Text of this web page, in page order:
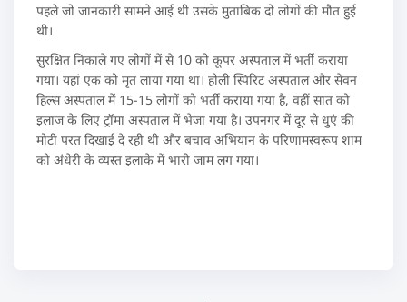
पहले जो जानकारी सामने आई थी उसके मुताबिक दो लोगों की मौत हुई
थी।
सुरक्षित निकाले गए लोगों में से 10 को कूपर अस्पताल में भर्ती कराया
गया। यहां एक को मृत लाया गया था। होली स्पिरिट अस्पताल और सेवन
हिल्स अस्पताल में 15-15 लोगों को भर्ती कराया गया है, वहीं सात को
इलाज के लिए ट्रॉमा अस्पताल में भेजा गया है। उपनगर में दूर से धुएं की
मोटी परत दिखाई दे रही थी और बचाव अभियान के परिणामस्वरूप शाम
को अंधेरी के व्यस्त इलाके में भारी जाम लग गया।